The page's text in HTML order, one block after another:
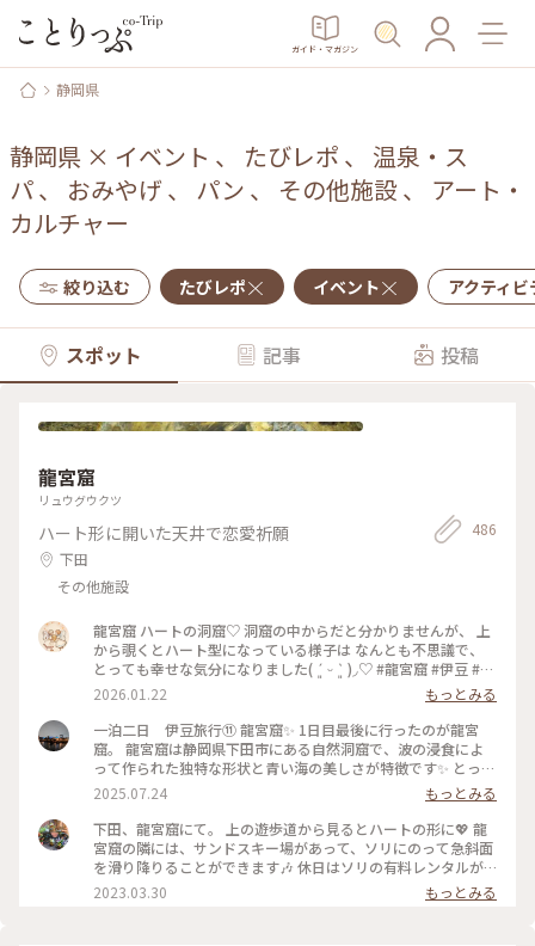
ガイド・マガジン
静岡県
静岡県 × イベント 、 たびレポ 、 温泉・ス
パ、 おみやげ 、 パン 、 その他施設、 アート・
カルチャー
絞り込む たびレポ イベント アクティ
スポット 記事 投稿
龍宮窟
リュウグウクツ
ハート形に開いた天井で恋愛祈願
下田
その他施設
486
龍宮窟 ハートの洞窟♡ 洞窟の中からだと分かりませんが、 上
から覗くとハート型になっている様子は なんとも不思議で、
とっても幸せな気分になりました( ´͈ ᵕ `͈ )◞♡ #龍宮窟 #伊豆 #ハ
ートの洞窟 #開運旅
2026.01.22
もっとみる
一泊二日 伊豆旅行⑪ 龍宮窟✨️ 1日目最後に行ったのが龍宮
窟。 龍宮窟は静岡県下田市にある自然洞窟で、波の浸食によ
って作られた独特な形状と青い海の美しさが特徴です✨️ とって
も神秘的でした✨️ 柵までしかいけませんが、素敵な景色に大満
足です。 駐車場の近くの階段を降りてすぐです💡 １日で、こ
れだけ色々まわりましたが、ちょうどルート上にあるところを
ほとんど寄ってる感じなので、ゆっくり観光満喫出来ました😊
#龍宮窟 #ゆるり夏時間 #開運旅
2025.07.24
もっとみる
下田、龍宮窟にて。 上の遊歩道から見るとハートの形に💖 龍
宮窟の隣には、サンドスキー場があって、ソリにのって急斜面
を滑り降りることができます🎶 休日はソリの有料レンタルが
あるみたいなのですが、行った日は平日でレンタルをしておら
ず…💦 ソリで遊んでいる親子を眺めていたら、ソリを貸してい
2023.03.30 もっとみる